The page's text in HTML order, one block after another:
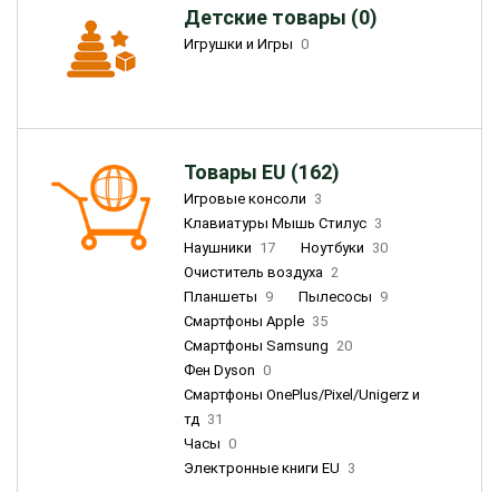
Детские товары (0)
Игрушки и Игры 0
Товары EU (162)
Игровые консоли 3
Клавиатуры Мышь Стилус 3
Наушники 17 Ноутбуки 30
Очиститель воздуха 2
Планшеты 9 Пылесосы 9
Смартфоны Apple 35
Смартфоны Samsung 20
Фен Dyson 0
Смартфоны OnePlus/Pixel/Unigerz и
тд 31
Часы 0
Электронные книги EU 3